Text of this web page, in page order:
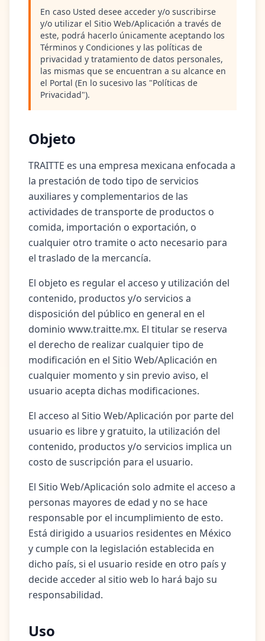
En caso Usted desee acceder y/o suscribirse
y/o utilizar el Sitio Web/Aplicación a través de
este, podrá hacerlo únicamente aceptando los
Términos y Condiciones y las políticas de
privacidad y tratamiento de datos personales,
las mismas que se encuentran a su alcance en
el Portal (En lo sucesivo las "Políticas de
Privacidad").
Objeto
TRAITTE es una empresa mexicana enfocada a
la prestación de todo tipo de servicios
auxiliares y complementarios de las
actividades de transporte de productos o
comida, importación o exportación, o
cualquier otro tramite o acto necesario para
el traslado de la mercancía.
El objeto es regular el acceso y utilización del
contenido, productos y/o servicios a
disposición del público en general en el
dominio www.traitte.mx. El titular se reserva
el derecho de realizar cualquier tipo de
modificación en el Sitio Web/Aplicación en
cualquier momento y sin previo aviso, el
usuario acepta dichas modificaciones.
El acceso al Sitio Web/Aplicación por parte del
usuario es libre y gratuito, la utilización del
contenido, productos y/o servicios implica un
costo de suscripción para el usuario.
El Sitio Web/Aplicación solo admite el acceso a
personas mayores de edad y no se hace
responsable por el incumplimiento de esto.
Está dirigido a usuarios residentes en México
y cumple con la legislación establecida en
dicho país, si el usuario reside en otro país y
decide acceder al sitio web lo hará bajo su
responsabilidad.
Uso